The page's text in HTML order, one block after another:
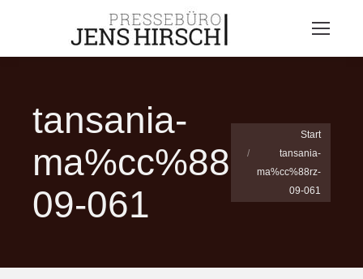
tansania-
ma%cc%88rz-
09-061
Sie befinden sich hier:
Start
tansania-
ma%cc%88rz-
09-061